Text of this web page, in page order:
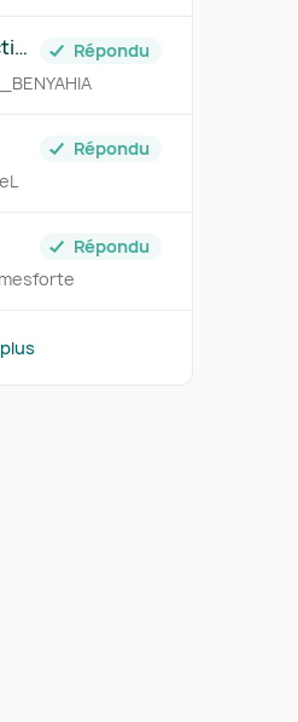
Répondu
Répondu
Répondu